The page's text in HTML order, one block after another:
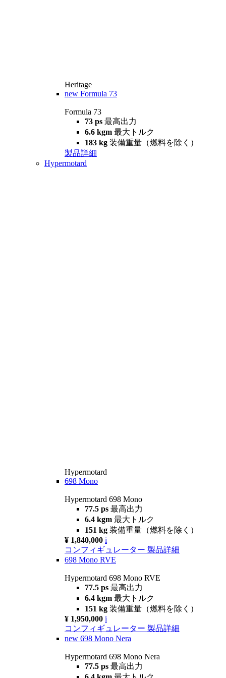
Heritage
new Formula 73
Formula 73
73 ps 最高出力
6.6 kgm 最大トルク
183 kg 装備重量（燃料を除く）
製品詳細
Hypermotard
Hypermotard
698 Mono
Hypermotard 698 Mono
77.5 ps 最高出力
6.4 kgm 最大トルク
151 kg 装備重量（燃料を除く）
¥ 1,840,000 i
コンフィギュレーター 製品詳細
698 Mono RVE
Hypermotard 698 Mono RVE
77.5 ps 最高出力
6.4 kgm 最大トルク
151 kg 装備重量（燃料を除く）
¥ 1,950,000 i
コンフィギュレーター 製品詳細
new 698 Mono Nera
Hypermotard 698 Mono Nera
77.5 ps 最高出力